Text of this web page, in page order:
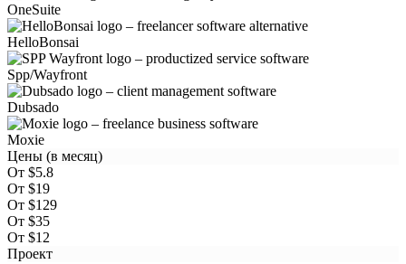
OneSuite
HelloBonsai
Spp/Wayfront
Dubsado
Moxie
Цены (в месяц)
От $5.8
От $19
От $129
От $35
От $12
Проект